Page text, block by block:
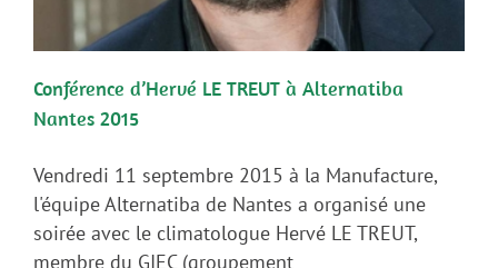
Conférence d’Hervé LE TREUT à Alternatiba
Nantes 2015
Vendredi 11 septembre 2015 à la Manufacture,
l'équipe Alternatiba de Nantes a organisé une
soirée avec le climatologue Hervé LE TREUT,
membre du GIEC (groupement